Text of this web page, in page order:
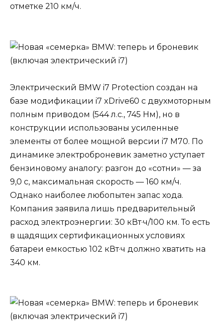
отметке 210 км/ч.
Электрический BMW i7 Protection создан на
базе модификации i7 xDrive60 с двухмоторным
полным приводом (544 л.с., 745 Нм), но в
конструкции использованы усиленные
элементы от более мощной версии i7 M70. По
динамике электроброневик заметно уступает
бензиновому аналогу: разгон до «сотни» — за
9,0 с, максимальная скорость — 160 км/ч.
Однако наиболее любопытен запас хода.
Компания заявила лишь предварительный
расход электроэнергии: 30 кВт·ч/100 км. То есть
в щадящих сертификационных условиях
батареи емкостью 102 кВт·ч должно хватить на
340 км.